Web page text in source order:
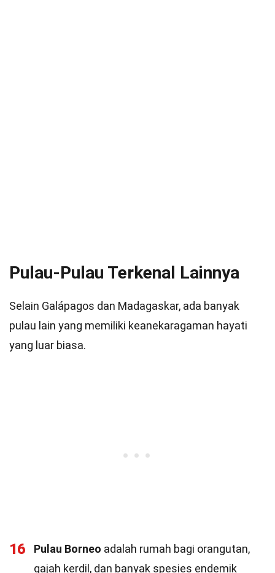
Pulau-Pulau Terkenal Lainnya
Selain Galápagos dan Madagaskar, ada banyak
pulau lain yang memiliki keanekaragaman hayati
yang luar biasa.
16 Pulau Borneo adalah rumah bagi orangutan,
gajah kerdil, dan banyak spesies endemik